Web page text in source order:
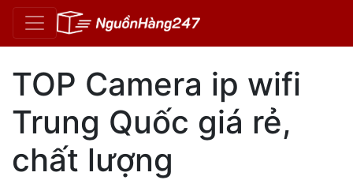
TOP Camera ip wifi
Trung Quốc giá rẻ,
chất lượng